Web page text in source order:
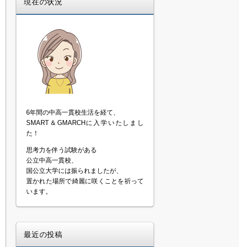
現在の状況
6年間の中高一貫校生活を経て、
SMART＆GMARCHに入学いたしまし
た！
思考力を伴う試験がある
公立中高一貫校、
国公立大学には振られましたが、
置かれた場所で綺麗に咲くことを祈って
います。
最近の投稿